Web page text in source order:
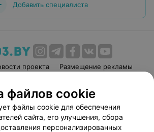
Добавить специалиста
проекта
Размещение рекламы
соглашение
Способы оплаты
Вакансии
Партнеры
руководителю 103.by
файлов cookie
файлы cookie для обеспечения
сайта, его улучшения, сбора
персонализированных